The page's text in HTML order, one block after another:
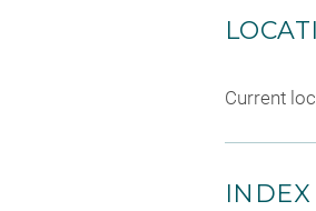
Current
INDEX